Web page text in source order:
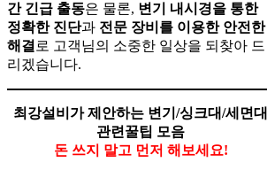
간 긴급 출동은 물론, 변기 내시경을 통한
정확한 진단과 전문 장비를 이용한 안전한
해결 로 고객님의 소중한 일상을 되찾아 드
리겠습니다.
최강설비가 제안하는 변기/싱크대/세면대
관련꿀팁 모음
돈 쓰지 말고 먼저 해보세요!